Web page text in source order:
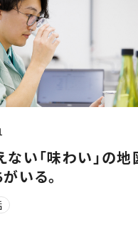
ない「味わい」の
いる。